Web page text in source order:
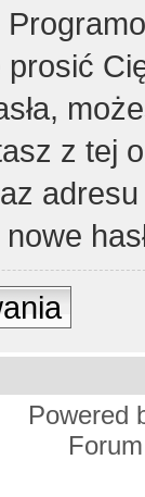
z tej
Powered